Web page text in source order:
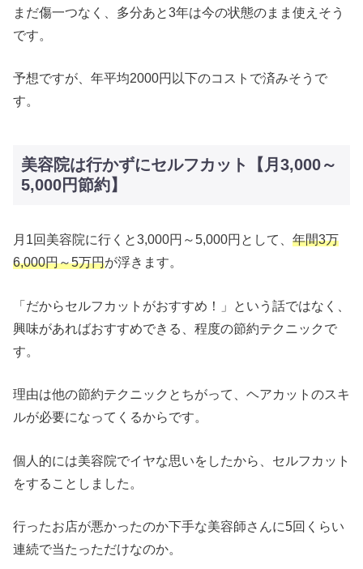
まだ傷一つなく、多分あと3年は今の状態のまま使えそう
です。
予想ですが、年平均2000円以下のコストで済みそうで
す。
美容院は行かずにセルフカット【月3,000～
5,000円節約】
月1回美容院に行くと3,000円～5,000円として、 年間3万
6,000円～5万円が浮きます。
「だからセルフカットがおすすめ！」という話ではなく、
興味があればおすすめできる、程度の節約テクニックで
す。
理由は他の節約テクニックとちがって、ヘアカットのスキ
ルが必要になってくるからです。
個人的には美容院でイヤな思いをしたから、セルフカット
をすることしました。
行ったお店が悪かったのか下手な美容師さんに5回くらい
連続で当たっただけなのか。